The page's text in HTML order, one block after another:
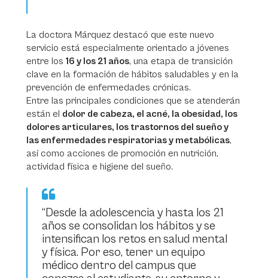
La doctora Márquez destacó que este nuevo
servicio está especialmente orientado a jóvenes
entre los 16 y los 21 años, una etapa de transición
clave en la formación de hábitos saludables y en la
prevención de enfermedades crónicas.
Entre las principales condiciones que se atenderán
están el dolor de cabeza, el acné, la obesidad, los
dolores articulares, los trastornos del sueño y
las enfermedades respiratorias y metabólicas,
así como acciones de promoción en nutrición,
actividad física e higiene del sueño.
“Desde la adolescencia y hasta los 21
años se consolidan los hábitos y se
intensifican los retos en salud mental
y física. Por eso, tener un equipo
médico dentro del campus que